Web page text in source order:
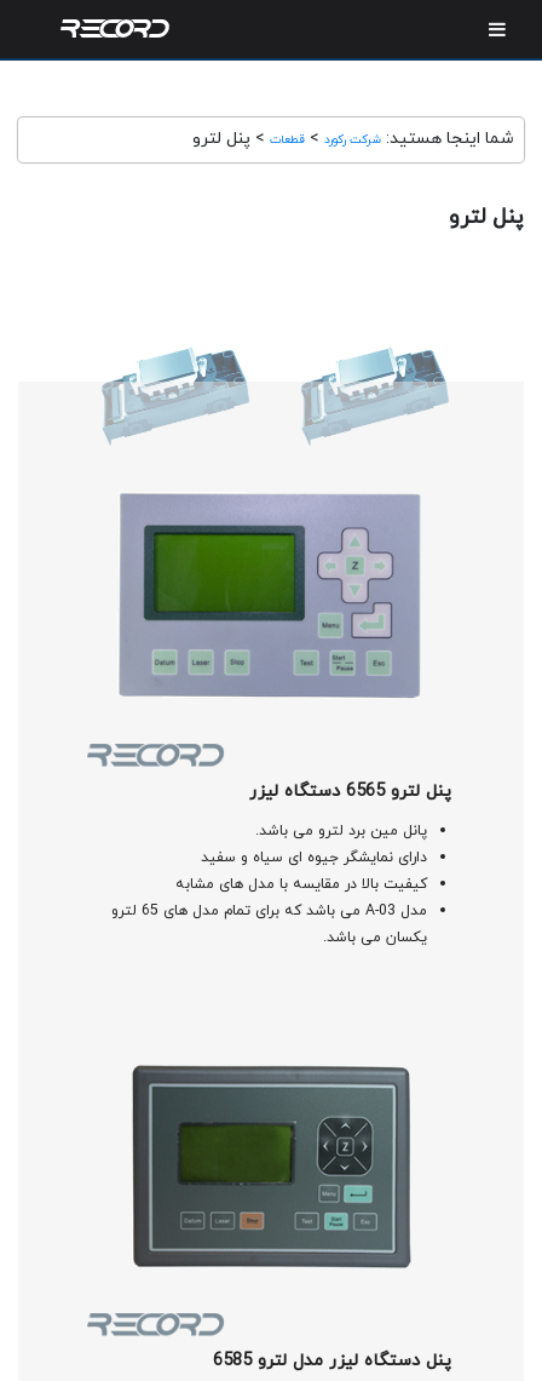
شما اینجا هستید: شرکت رکورد > قطعات > پنل لترو
پنل لترو
پنل لترو 6565 دستگاه لیزر
پانل مین برد لترو می باشد.
دارای نمایشگر جیوه ای سیاه و سفید
کیفیت بالا در مقایسه با مدل های مشابه
مدل A-03 می باشد که برای تمام مدل های 65 لترو
یکسان می باشد.
پنل دستگاه لیزر مدل لترو 6585